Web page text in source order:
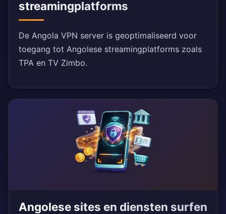
streamingplatforms
De Angola VPN server is geoptimaliseerd voor
toegang tot Angolese streamingplatforms zoals
TPA en TV Zimbo.
Angolese sites en diensten surfen